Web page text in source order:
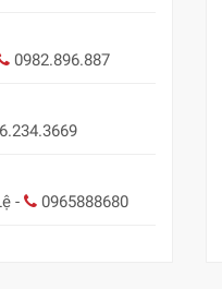
0982.896.887
- 0965888680